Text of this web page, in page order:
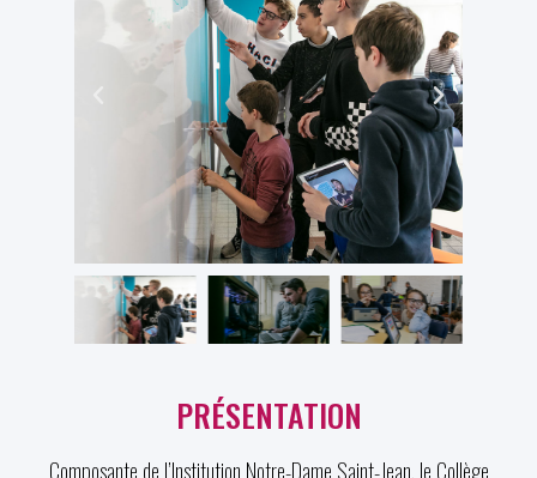
PRÉSENTATION
Composante de l’Institution Notre-Dame Saint-Jean, le Collège